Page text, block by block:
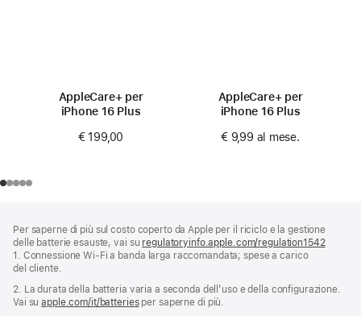
AppleCare+ per
iPhone 16 Plus
€ 199,00
AppleCare+ per
iPhone 16 Plus
€ 9,99 al mese.
di
pagina
a
piè
di
Per saperne di più sul costo coperto da Apple per il riciclo e la gestione
delle batterie esauste, vai su regulatoryinfo.apple.com/regulation1542(si
1. Connessione Wi‑Fi a banda larga raccomandata; spese a carico
del cliente.
2. La durata della batteria varia a seconda dell’uso e della configurazione.
Vai suapple.com/it/batteriesper saperne di più.